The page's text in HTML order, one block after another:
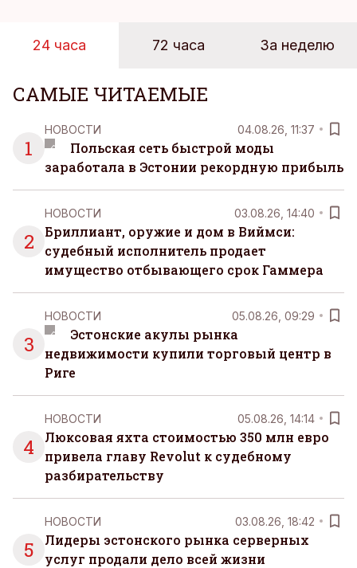
24 часа 72 часа За неделю
САМЫЕ ЧИТАЕМЫЕ
1
НОВОСТИ 04.08.26, 11:37
Польская сеть быстрой моды
заработала в Эстонии рекордную прибыль
2
НОВОСТИ 03.08.26, 14:40
Бриллиант, оружие и дом в Виймси:
судебный исполнитель продает
имущество отбывающего срок Гаммера
3
НОВОСТИ 05.08.26, 09:29
Эстонские акулы рынка
недвижимости купили торговый центр в
Риге
4
НОВОСТИ 05.08.26, 14:14
Люксовая яхта стоимостью 350 млн евро
привела главу Revolut к судебному
разбирательству
5
НОВОСТИ 03.08.26, 18:42
Лидеры эстонского рынка серверных
услуг продали дело всей жизни